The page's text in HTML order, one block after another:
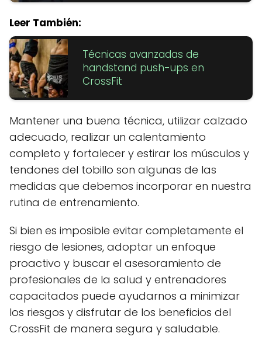
Leer También:
Técnicas avanzadas de
handstand push-ups en
CrossFit
Mantener una buena técnica, utilizar calzado
adecuado, realizar un calentamiento
completo y fortalecer y estirar los músculos y
tendones del tobillo son algunas de las
medidas que debemos incorporar en nuestra
rutina de entrenamiento.
Si bien es imposible evitar completamente el
riesgo de lesiones, adoptar un enfoque
proactivo y buscar el asesoramiento de
profesionales de la salud y entrenadores
capacitados puede ayudarnos a minimizar
los riesgos y disfrutar de los beneficios del
CrossFit de manera segura y saludable.